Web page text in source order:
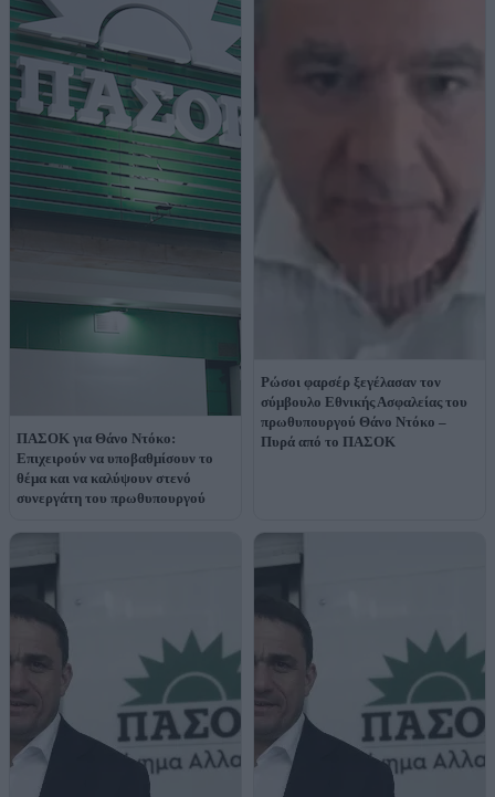
ΠΑΣΟΚ για Θάνο Ντόκο:
Επιχειρούν να υποβαθμίσουν το
θέμα και να καλύψουν στενό
συνεργάτη του πρωθυπουργού
Ρώσοι φαρσέρ ξεγέλασαν τον
σύμβουλο Εθνικής Ασφαλείας του
πρωθυπουργού Θάνο Ντόκο –
Πυρά από το ΠΑΣΟΚ